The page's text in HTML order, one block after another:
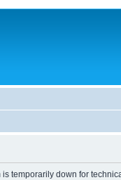
is temporarily down for